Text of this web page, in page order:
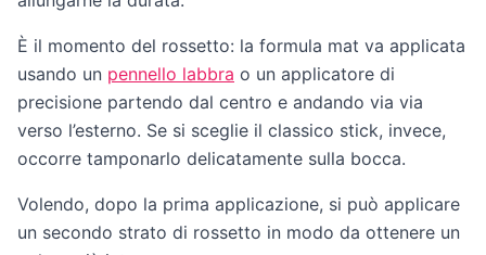
È il momento del rossetto: la formula mat va applicata
usando un pennello labbra o un applicatore di
precisione partendo dal centro e andando via via
verso l’esterno. Se si sceglie il classico stick, invece,
occorre tamponarlo delicatamente sulla bocca.
Volendo, dopo la prima applicazione, si può applicare
un secondo strato di rossetto in modo da ottenere un